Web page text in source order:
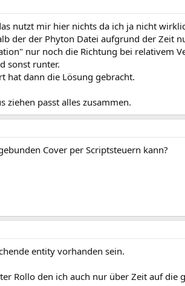
nutzt mir hier nichts da ich ja nicht
der der Phyton Datei aufgrund der Zeit
nur noch die Richtung bei relativem
sonst runter.
hat dann die Lösung gebracht.
ziehen passt alles zusammen.
Cover per Scriptsteuern kann?
entity vorhanden sein.
Rollo den ich auch nur über Zeit auf die